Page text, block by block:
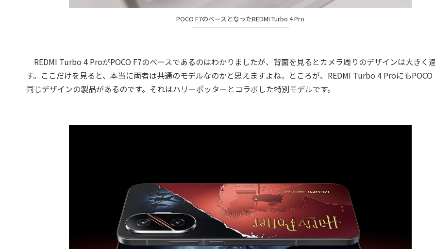
POCO F7のベースとなったREDMI Turbo 4 Pro
REDMI Turbo 4 ProがPOCO F7のベースであるのはわかりましたが、背面を見るとカメラ周りのデザインは大きく
す。ここだけを見ると、本当に両者は共通のモデルなのかと思えますよね。ところが、REDMI Turbo 4 ProにもPOCO
同じデザインの製品があるのです。それはハリーポッターとコラボした特別モデルです。